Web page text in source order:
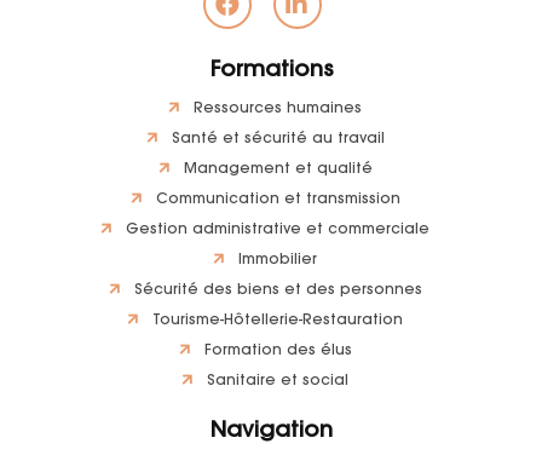
Formations
Ressources humaines
Santé et sécurité au travail
Management et qualité
Communication et transmission
Gestion administrative et commerciale
Immobilier
Sécurité des biens et des personnes
Tourisme-Hôtellerie-Restauration
Formation des élus
Sanitaire et social
Navigation